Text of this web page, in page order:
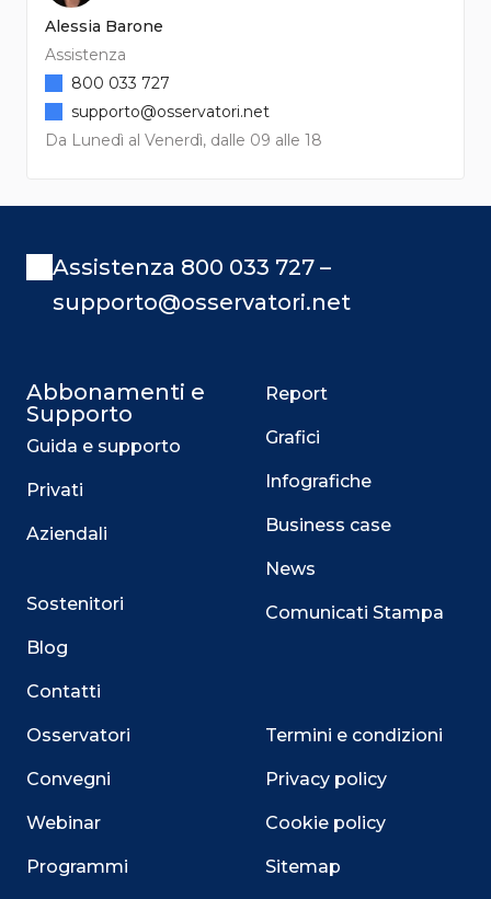
Alessia Barone
Assistenza
Da Lunedì al Venerdì, dalle 09 alle 18
800 033 727
supporto@osservatori.net
Assistenza 800 033 727 –
supporto@osservatori.net
Abbonamenti e
Supporto
Guida e supporto
Privati
Aziendali
Sostenitori
Blog
Contatti
Osservatori
Convegni
Webinar
Programmi
Report
Grafici
Infografiche
Business case
News
Comunicati Stampa
Termini e condizioni
Privacy policy
Cookie policy
Sitemap